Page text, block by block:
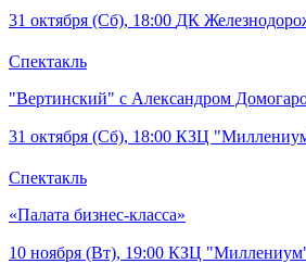
31 октября (Сб), 18:00 ДК
Спектакль
"Вертинский" с Александром
31 октября (Сб), 18:00 КЗЦ
Спектакль
«Палата бизнес-класса»
10 ноября (Вт), 19:00 КЗЦ